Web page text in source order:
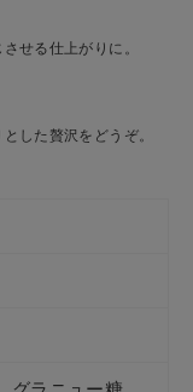
せる仕上がりに。
した贅沢をどうぞ。